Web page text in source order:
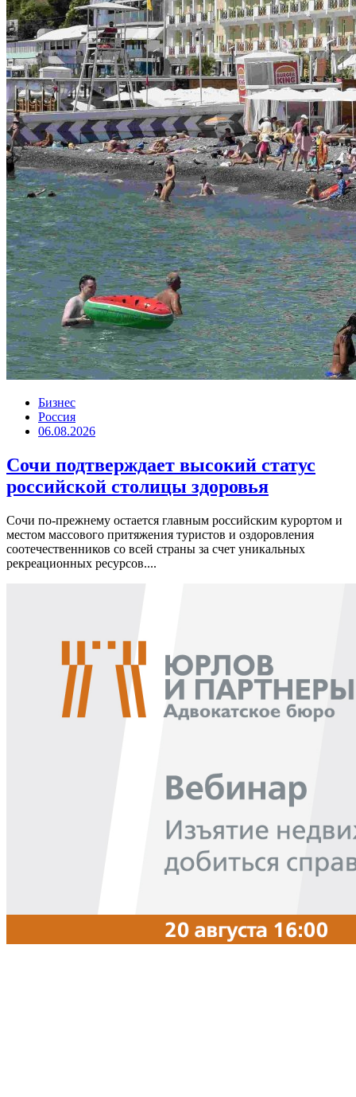
Бизнес
Россия
06.08.2026
Сочи подтверждает высокий статус
российской столицы здоровья
Сочи по-прежнему остается главным российским курортом и
местом массового притяжения туристов и оздоровления
соотечественников со всей страны за счет уникальных
рекреационных ресурсов....